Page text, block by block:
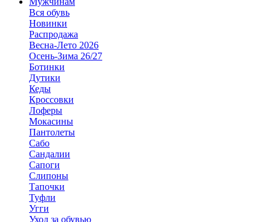
Вся обувь
Новинки
Распродажа
Весна-Лето 2026
Осень-Зима 26/27
Ботинки
Дутики
Кеды
Кроссовки
Лоферы
Мокасины
Пантолеты
Сабо
Сандалии
Сапоги
Слипоны
Тапочки
Туфли
Угги
Уход за обувью